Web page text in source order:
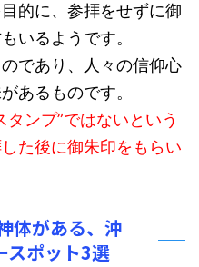
的に、参拝をせずに御
いるようです。
であり、人々の信仰心
あるものです。
ンプ”ではないという
た後に御朱印をもらい
体がある、沖
スポット3選